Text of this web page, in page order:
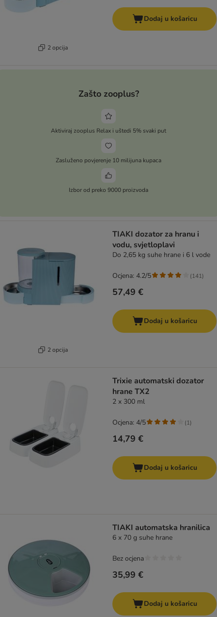
2 opcija
Dodaj u košaricu
Zašto zooplus?
Aktiviraj zooplus Relax i uštedi 5% svaki put
Zasluženo povjerenje 10 milijuna kupaca
Izbor od preko 9000 proizvoda
2 opcija
TIAKI dozator za hranu i
vodu, svjetloplavi
Do 2,65 kg suhe hrane i 6 l vode
57,49 €
Ocjena: 4.2/5 (141)
Dodaj u košaricu
Trixie automatski dozator
hrane TX2
2 x 300 ml
14,79 €
Ocjena: 4/5 (1)
Dodaj u košaricu
TIAKI automatska hranilica
6 x 70 g suhe hrane
35,99 €
Bez ocjena
Dodaj u košaricu